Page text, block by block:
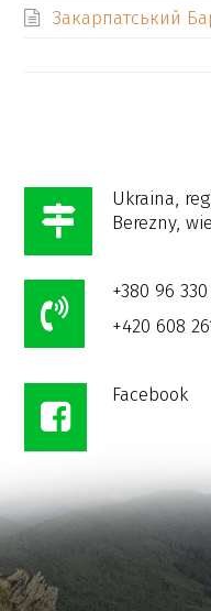
Закарпатський
Ukraina,
Berezny,
+380 96
+420 608
Facebook